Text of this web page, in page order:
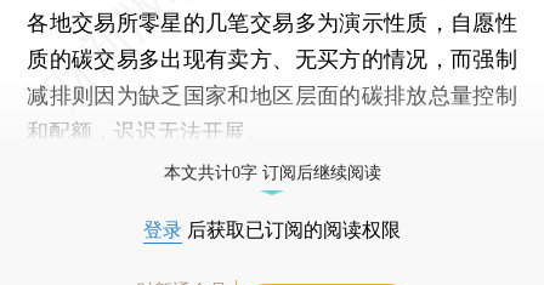
各地交易所零星的几笔交易多为演示性质，自愿性
质的碳交易多出现有卖方、无买方的情况，而强制
减排则因为缺乏国家和地区层面的碳排放总量控制
和配额，迟迟无法开展。
本文共计0字 订阅后继续阅读
登录 后获取已订阅的阅读权限